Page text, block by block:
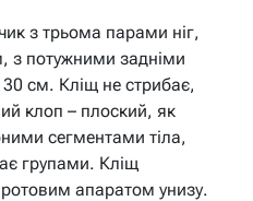
з трьома парами ніг,
з потужними задніми
см. Кліщ не стрибає,
клоп – плоский, як
сегментами тіла,
групами. Кліщ
апаратом унизу.